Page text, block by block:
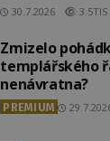
30.7.2026 3.5TIS
Zmizelo
templářského
nenávratna?
PREMIUM